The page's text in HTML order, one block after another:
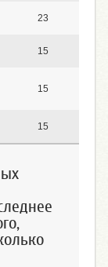
23
15
15
15